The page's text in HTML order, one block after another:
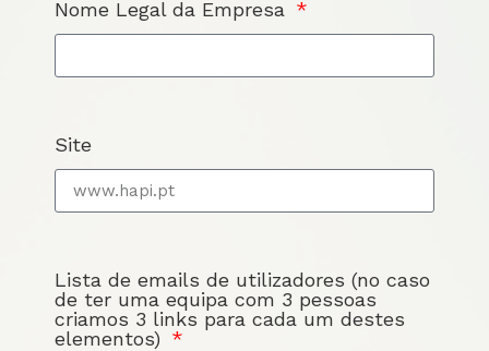
Nome Legal da Empresa
Site
Lista de emails de utilizadores (no caso
de ter uma equipa com 3 pessoas
criamos 3 links para cada um destes
elementos)